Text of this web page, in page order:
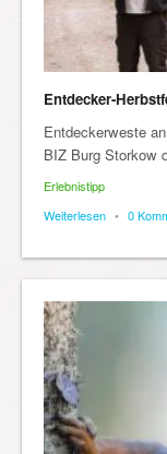
Entdecker-
Entdeckerweste
BIZ Burg Storkow
Erlebnistipp
Weiterlesen • 0